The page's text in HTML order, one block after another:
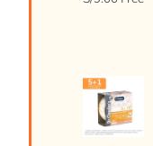
precio
original